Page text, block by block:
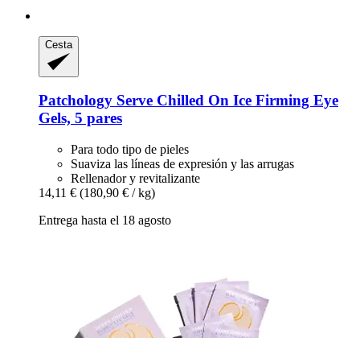
Cesta
Patchology Serve Chilled On Ice Firming Eye
Gels, 5 pares
Para todo tipo de pieles
Suaviza las líneas de expresión y las arrugas
Rellenador y revitalizante
14,11 € (180,90 € / kg)
Entrega hasta el 18 agosto